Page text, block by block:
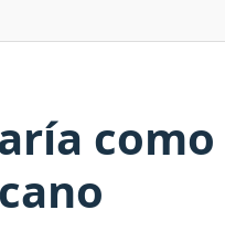
como